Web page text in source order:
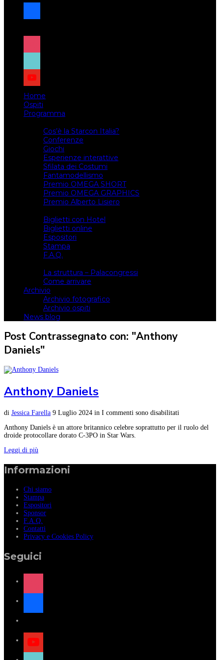
facebook
x
instagram
tiktok
youtube
Home
Ospiti
Programma
Cos’è la Starcon Italia?
Conferenze
Giochi
Esperienze interattive
Sfilata dei Costumi
Fantamodellismo
Premio OMEGA SHORT
Premio OMEGA GRAPHICS
Premio Alberto Lisiero
Biglietti con Hotel
Biglietti online
Espositori
Stampa
F.A.Q.
La struttura – Palacongressi
Come arrivare
Archivio
Archivio fotografico
Archivio ospiti
News blog
Post Contrassegnato con: "Anthony
Daniels"
Anthony Daniels
di Jessica Farella 9 Luglio 2024 in I commenti sono disabilitati
Anthony Daniels è un attore britannico celebre soprattutto per il ruolo del
droide protocollare dorato C-3PO in Star Wars.
Leggi di più
Informazioni
Chi siamo
Stampa
Espositori
Sponsor
F.A.Q.
Contatti
Privacy e Cookies Policy
Seguici
instagram
facebook
x
youtube
tiktok